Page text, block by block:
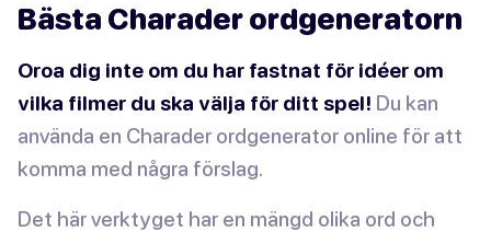
Bästa Charader ordgeneratorn
Oroa dig inte om du har fastnat för idéer om
vilka filmer du ska välja för ditt spel! Du kan
använda en Charader ordgenerator online för att
komma med några förslag.
Det här verktyget har en mängd olika ord och